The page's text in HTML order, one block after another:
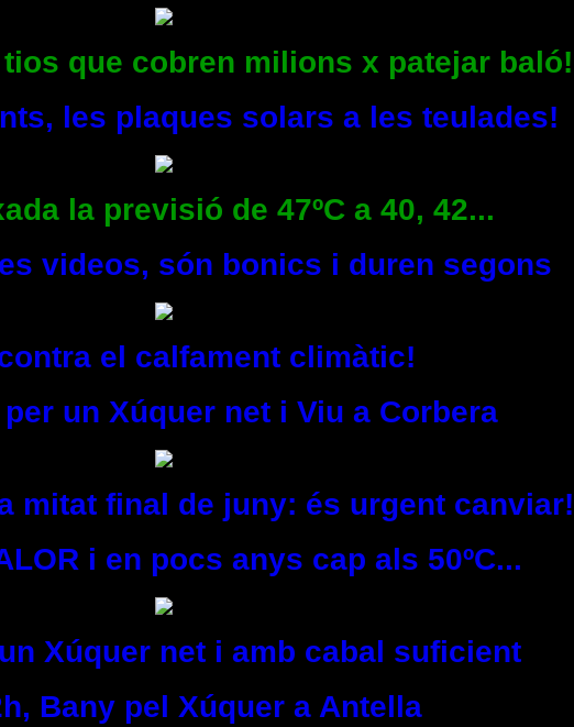
que cobren milions x patejar baló!
les plaques solars a les teulades!
la previsió de 47ºC a 40, 42...
videos, són bonics i duren segons
el calfament climàtic!
un Xúquer net i Viu a Corbera
mitat final de juny: és urgent canviar!
i en pocs anys cap als 50ºC...
Xúquer net i amb cabal suficient
Bany pel Xúquer a Antella